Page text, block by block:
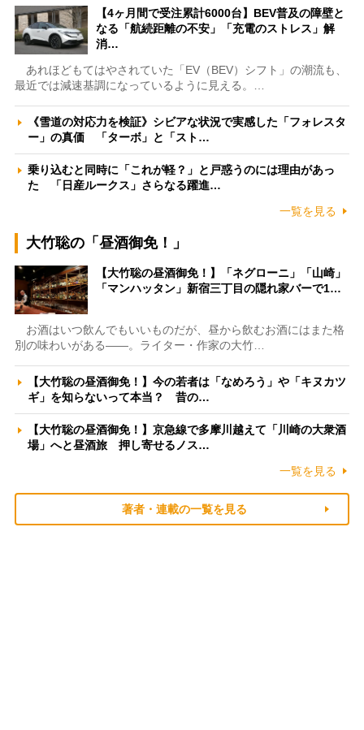
【4ヶ月間で受注累計6000台】BEV普及の障壁と
なる「航続距離の不安」「充電のストレス」解
消…
あれほどもてはやされていた「EV（BEV）シフト」の潮流も、
最近では減速基調になっているように見える。…
《雪道の対応力を検証》シビアな状況で実感した「フォレスタ
ー」の真価 「ターボ」と「スト…
乗り込むと同時に「これが軽？」と戸惑うのには理由があっ
た 「日産ルークス」さらなる躍進…
一覧を見る
大竹聡の「昼酒御免！」
【大竹聡の昼酒御免！】「ネグローニ」「山崎」
「マンハッタン」新宿三丁目の隠れ家バーで1…
お酒はいつ飲んでもいいものだが、昼から飲むお酒にはまた格
別の味わいがある――。ライター・作家の大竹…
【大竹聡の昼酒御免！】今の若者は「なめろう」や「キヌカツ
ギ」を知らないって本当？ 昔の…
【大竹聡の昼酒御免！】京急線で多摩川越えて「川崎の大衆酒
場」へと昼酒旅 押し寄せるノス…
一覧を見る
著者・連載の一覧を見る